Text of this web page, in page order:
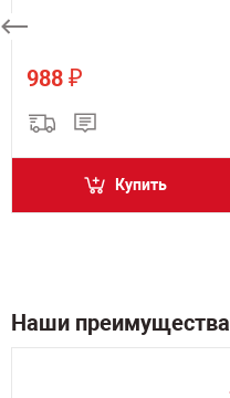
988 ₽
Купить
Наши преимущества